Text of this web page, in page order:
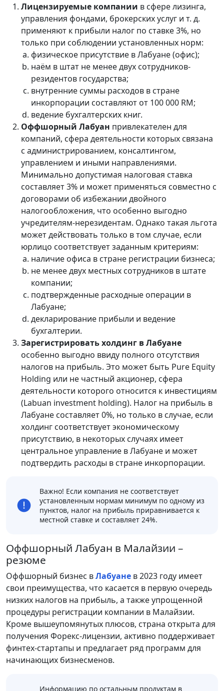
Лицензируемые компании в сфере лизинга,
управления фондами, брокерских услуг и т. д.
применяют к прибыли налог по ставке 3%, но
только при соблюдении установленных норм:
физическое присутствие в Лабуане (офис);
наём в штат не менее двух сотрудников-
резидентов государства;
внутренние суммы расходов в стране
инкорпорации составляют от 100 000 RM;
ведение бухгалтерских книг.
Оффшорный Лабуан привлекателен для
компаний, сфера деятельности которых связана
с администрированием, консалтингом,
управлением и иными направлениями.
Минимально допустимая налоговая ставка
составляет 3% и может применяться совместно с
договорами об избежании двойного
налогообложения, что особенно выгодно
учредителям-нерезидентам. Однако такая льгота
может действовать только в том случае, если
юрлицо соответствует заданным критериям:
наличие офиса в стране регистрации бизнеса;
не менее двух местных сотрудников в штате
компании;
подтвержденные расходные операции в
Лабуане;
декларирование прибыли и ведение
бухгалтерии.
Зарегистрировать холдинг в Лабуане
особенно выгодно ввиду полного отсутствия
налогов на прибыль. Это может быть Pure Equity
Holding или не частный акционер, сфера
деятельности которого относится к инвестициям
(Labuan investment holding). Налог на прибыль в
Лабуане составляет 0%, но только в случае, если
холдинг соответствует экономическому
присутствию, в некоторых случаях имеет
центральное управление в Лабуане и может
подтвердить расходы в стране инкорпорации.
Важно! Если компания не соответствует
установленным нормам минимум по одному из
пунктов, налог на прибыль приравнивается к
местной ставке и составляет 24%.
Оффшорный Лабуан в Малайзии –
резюме
Оффшорный бизнес вЛабуане в 2023 году имеет
свои преимущества, что касается в первую очередь
низких налогов на прибыль, а также упрощенной
процедуры регистрации компании в Малайзии.
Кроме вышеупомянутых плюсов, страна открыта для
получения Форекс-лицензии, активно поддерживает
финтех-стартапы и предлагает ряд программ для
начинающих бизнесменов.
Информацию по остальным продуктам в